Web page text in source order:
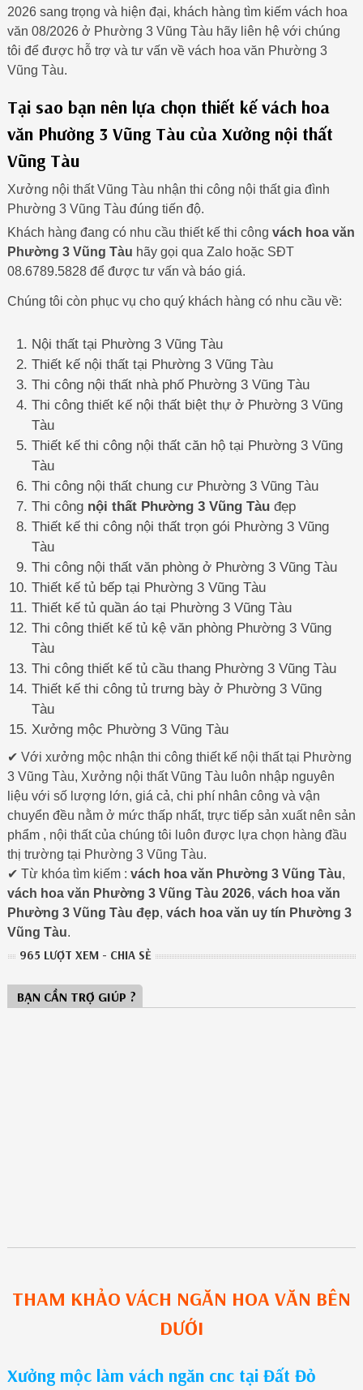
2026 sang trọng và hiện đại, khách hàng tìm kiếm vách hoa
văn 08/2026 ở Phường 3 Vũng Tàu hãy liên hệ với chúng
tôi để được hỗ trợ và tư vấn về vách hoa văn Phường 3
Vũng Tàu.
Tại sao bạn nên lựa chọn thiết kế vách hoa
văn Phường 3 Vũng Tàu của Xưởng nội thất
Vũng Tàu
Xưởng nội thất Vũng Tàu nhận thi công nội thất gia đình
Phường 3 Vũng Tàu đúng tiến độ.
Khách hàng đang có nhu cầu thiết kế thi công vách hoa văn
Phường 3 Vũng Tàu hãy gọi qua Zalo hoặc SĐT
08.6789.5828 để được tư vấn và báo giá.
Chúng tôi còn phục vụ cho quý khách hàng có nhu cầu về:
Nội thất tại Phường 3 Vũng Tàu
Thiết kế nội thất tại Phường 3 Vũng Tàu
Thi công nội thất nhà phố Phường 3 Vũng Tàu
Thi công thiết kế nội thất biệt thự ở Phường 3 Vũng
Tàu
Thiết kế thi công nội thất căn hộ tại Phường 3 Vũng
Tàu
Thi công nội thất chung cư Phường 3 Vũng Tàu
Thi công nội thất Phường 3 Vũng Tàuđẹp
Thiết kế thi công nội thất trọn gói Phường 3 Vũng
Tàu
Thi công nội thất văn phòng ở Phường 3 Vũng Tàu
Thiết kế tủ bếp tại Phường 3 Vũng Tàu
Thiết kế tủ quần áo tại Phường 3 Vũng Tàu
Thi công thiết kế tủ kệ văn phòng Phường 3 Vũng
Tàu
Thi công thiết kế tủ cầu thang Phường 3 Vũng Tàu
Thiết kế thi công tủ trưng bày ở Phường 3 Vũng
Tàu
Xưởng mộc Phường 3 Vũng Tàu
✔ Với xưởng mộc nhận thi công thiết kế nội thất tại Phường
3 Vũng Tàu, Xưởng nội thất Vũng Tàu luôn nhập nguyên
liệu với số lượng lớn, giá cả, chi phí nhân công và vận
chuyển đều nằm ở mức thấp nhất, trực tiếp sản xuất nên sản
phẩm , nội thất của chúng tôi luôn được lựa chọn hàng đầu
thị trường tại Phường 3 Vũng Tàu.
✔ Từ khóa tìm kiếm : vách hoa văn Phường 3 Vũng Tàu,
vách hoa văn Phường 3 Vũng Tàu 2026, vách hoa văn
Phường 3 Vũng Tàu đẹp, vách hoa văn uy tín Phường 3
Vũng Tàu.
965 LƯỢT XEM - CHIA SẺ
BẠN CẦN TRỢ GIÚP ?
THAM KHẢO VÁCH NGĂN HOA VĂN BÊN
DƯỚI
Xưởng mộc làm vách ngăn cnc tại Đất Đỏ